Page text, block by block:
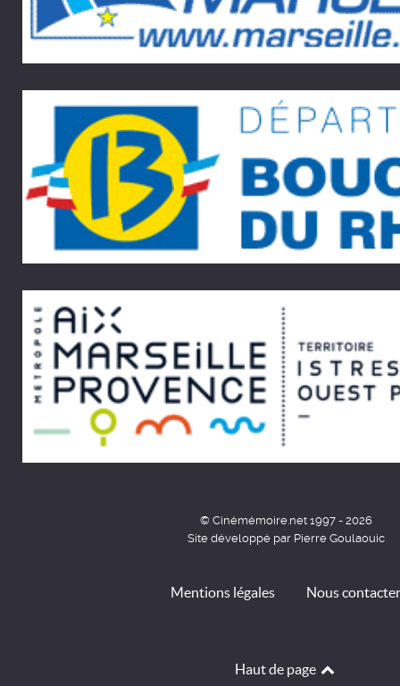
© Cinémémoire.net 1997 - 2026
Site développé par Pierre Goulaouic
Mentions légales Nous contacter
Haut de page